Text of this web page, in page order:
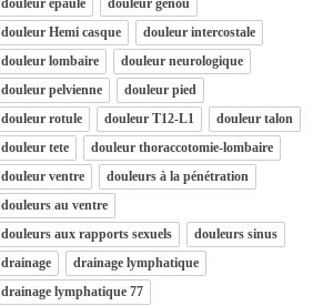
douleur épaule
douleur genou
douleur Hemi casque
douleur intercostale
douleur lombaire
douleur neurologique
douleur pelvienne
douleur pied
douleur rotule
douleur T12-L1
douleur talon
douleur tete
douleur thoraccotomie-lombaire
douleur ventre
douleurs à la pénétration
douleurs au ventre
douleurs aux rapports sexuels
douleurs sinus
drainage
drainage lymphatique
drainage lymphatique 77